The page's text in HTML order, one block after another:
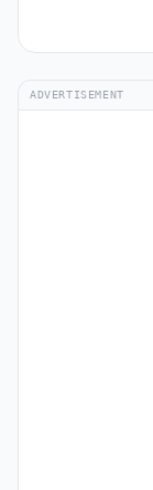
ADVERTISEMENT